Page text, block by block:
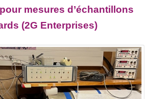
mesures d’échantillons
(2G Enterprises)